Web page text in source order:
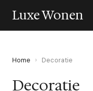
Luxe Wonen
Home › Decoratie
Decoratie